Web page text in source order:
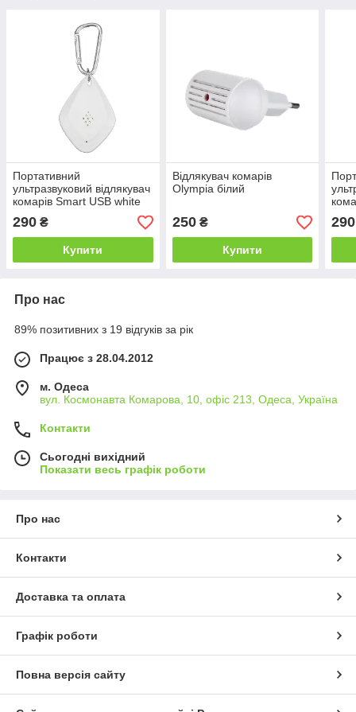
Портативний
ультразвуковий відлякувач
комарів Smart USB white
290 ₴
Купити
Відлякувач комарів
Olympia білий
250₴
Купити
290
Про нас
89% позитивних з 19 відгуків за рік
Працює з 28.04.2012
м. Одеса
вул. Космонавта Комарова, 10, офіс 213, Одеса, Україна
Контакти
Сьогодні вихідний
Показати весь графік роботи
Про нас
Контакти
Доставка та оплата
Графік роботи
Повна версія сайту